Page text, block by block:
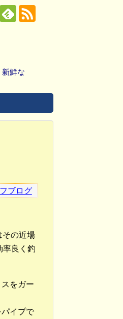
鮮な
ブログ
その近場
率良く釣
をガー
イプで